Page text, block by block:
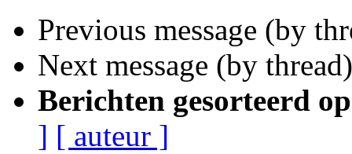
Previous message (by
Next message (by
Berichten gesorteerd
] [ auteur ]